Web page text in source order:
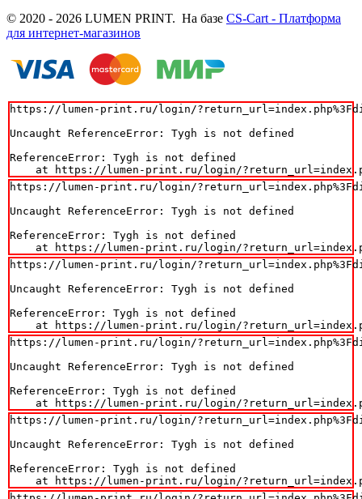
© 2020 - 2026 LUMEN PRINT. На базе CS-Cart - Платформа
для интернет-магазинов
https://lumen-print.ru/login/
Uncaught ReferenceError: Tygh is not defined
ReferenceError: Tygh is not defined
at https://lumen-print.ru/login/
https://lumen-print.ru/login/
Uncaught ReferenceError: Tygh is not defined
ReferenceError: Tygh is not defined
at https://lumen-print.ru/login/
https://lumen-print.ru/login/
Uncaught ReferenceError: Tygh is not defined
ReferenceError: Tygh is not defined
at https://lumen-print.ru/login/
https://lumen-print.ru/login/
Uncaught ReferenceError: Tygh is not defined
ReferenceError: Tygh is not defined
at https://lumen-print.ru/login/
https://lumen-print.ru/login/
Uncaught ReferenceError: Tygh is not defined
ReferenceError: Tygh is not defined
at https://lumen-print.ru/login/